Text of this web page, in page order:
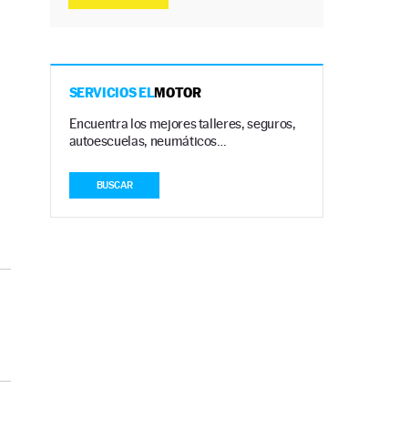
SERVICIOS ELMOTOR
Encuentra los mejores talleres, seguros,
autoescuelas, neumáticos…
BUSCAR